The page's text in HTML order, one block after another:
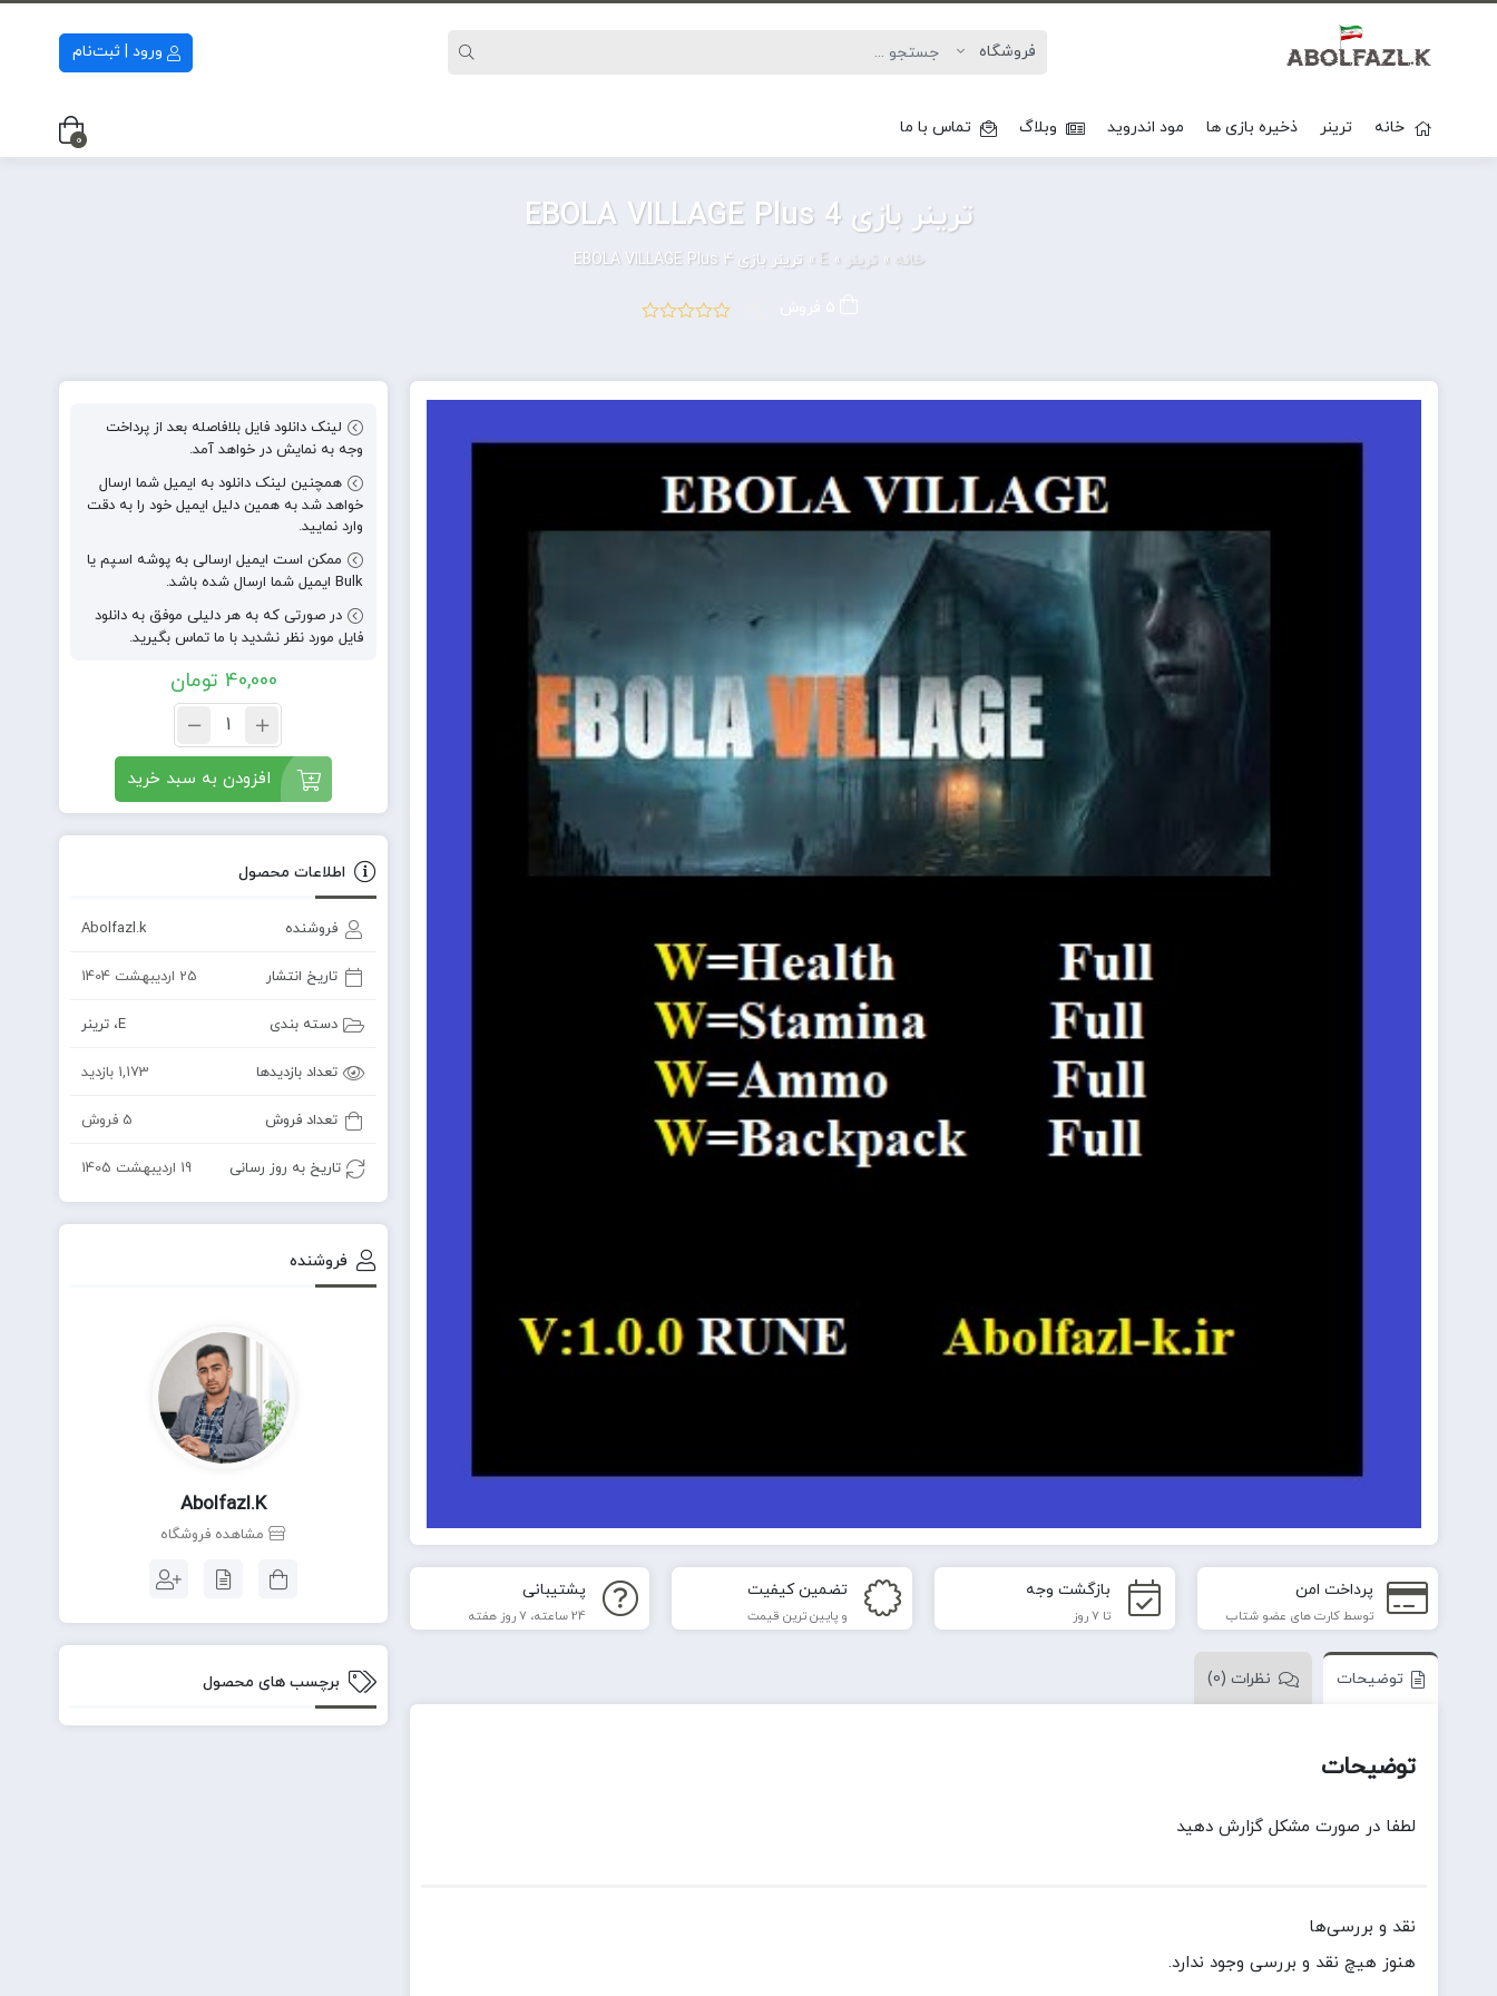
ورود | ثبت‌نام
خانه ترینر ذخیره بازی ها مود اندروید وبلاگ تماس با ما
0
ترینر بازی EBOLA VILLAGE Plus 4
خانه »ترینر »
E
»ترینر بازی EBOLA VILLAGE Plus 4
پرداخت امن
توسط کارت های عضو شتاب
بازگشت وجه
تا 7 روز
تضمین کیفیت
و پایین ترین قیمت
پشتیبانی
24 ساعته، 7 روز هفته
توضیحات نظرات (0)
توضیحات
لطفا در صورت مشکل گزارش دهید
نقد و بررسی‌ها
هنوز هیچ نقد و بررسی وجود ندارد.
لینک دانلود فایل بلافاصله بعد از پرداخت
وجه به نمایش در خواهد آمد.
همچنین لینک دانلود به ایمیل شما ارسال
خواهد شد به همین دلیل ایمیل خود را به دقت
وارد نمایید.
ممکن است ایمیل ارسالی به پوشه اسپم یا
Bulk ایمیل شما ارسال شده باشد.
در صورتی که به هر دلیلی موفق به دانلود
فایل مورد نظر نشدید با ما تماس بگیرید.
40,000 تومان
افزودن به سبد خرید
اطلاعات محصول
فروشنده Abolfazl.k
تاریخ انتشار 25 اردیبهشت 1404
دسته بندی E، ترینر
تعداد بازدیدها 1,173 بازدید
تعداد فروش 5 فروش
تاریخ به روز رسانی 19 اردیبهشت 1405
فروشنده
Abolfazl.k
مشاهده فروشگاه
برچسب های محصول